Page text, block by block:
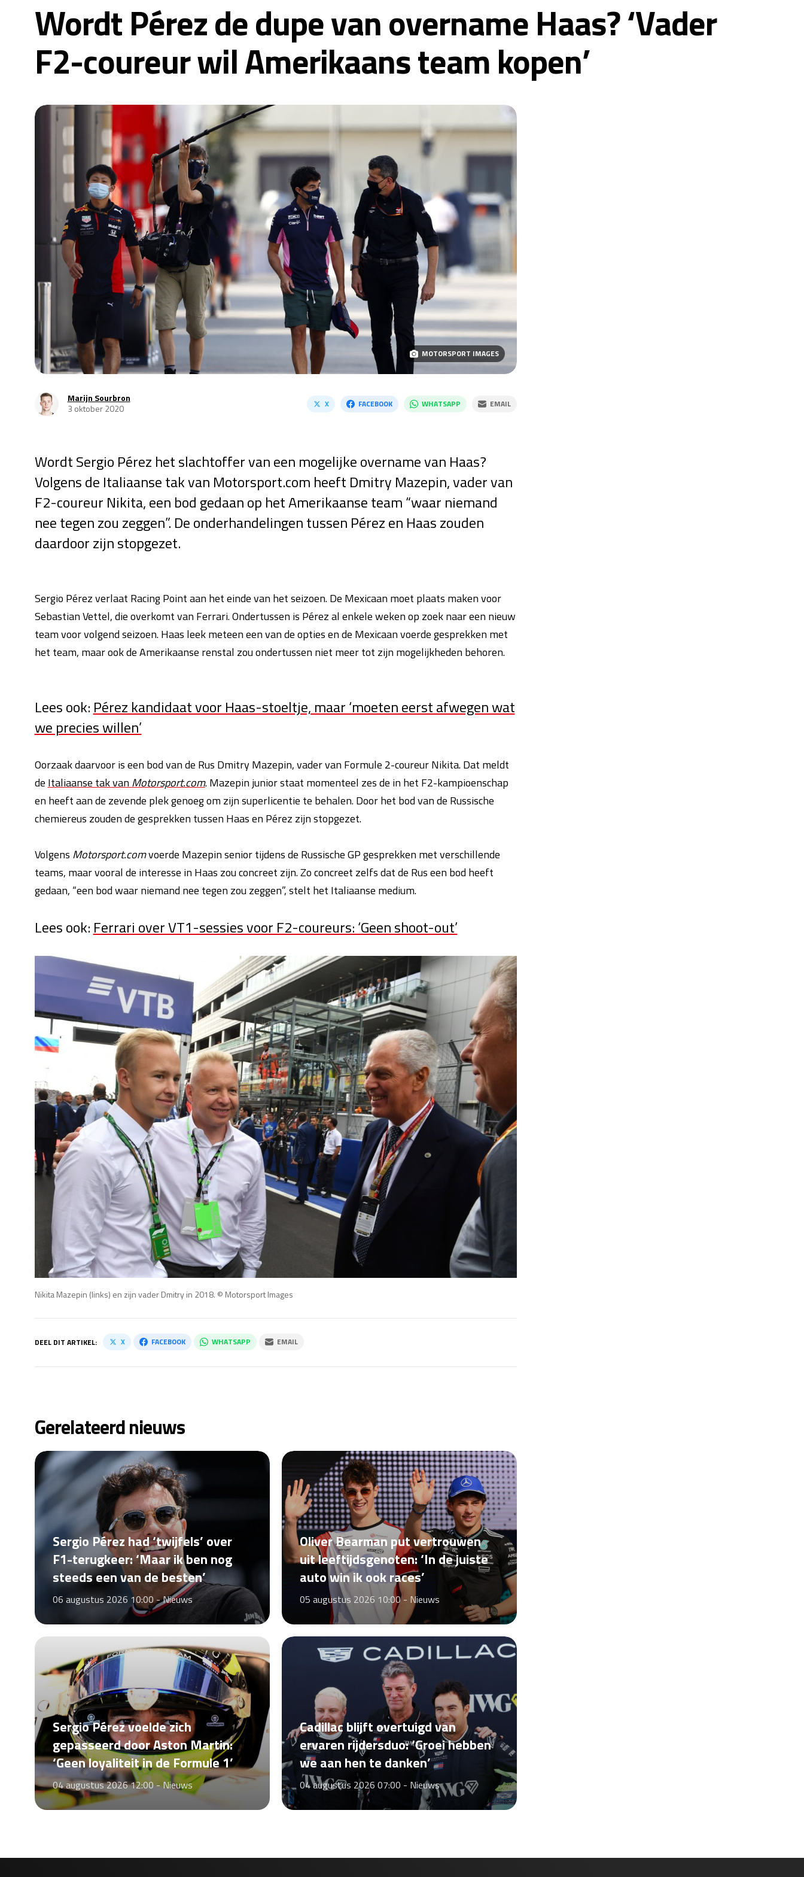
Wordt Pérez de dupe van overname Haas? ‘Vader
F2-coureur wil Amerikaans team kopen’
MOTORSPORT IMAGES
Marijn Sourbron
3 oktober 2020
X FACEBOOK WHATSAPP EMAIL
Wordt Sergio Pérez het slachtoffer van een mogelijke overname van Haas?
Volgens de Italiaanse tak van Motorsport.com heeft Dmitry Mazepin, vader van
F2-coureur Nikita, een bod gedaan op het Amerikaanse team “waar niemand
nee tegen zou zeggen”. De onderhandelingen tussen Pérez en Haas zouden
daardoor zijn stopgezet.
Sergio Pérez verlaat Racing Point aan het einde van het seizoen. De Mexicaan moet plaats maken voor
Sebastian Vettel, die overkomt van Ferrari. Ondertussen is Pérez al enkele weken op zoek naar een nieuw
team voor volgend seizoen. Haas leek meteen een van de opties en de Mexicaan voerde gesprekken met
het team, maar ook de Amerikaanse renstal zou ondertussen niet meer tot zijn mogelijkheden behoren.
Lees ook: Pérez kandidaat voor Haas-stoeltje, maar ‘moeten eerst afwegen wat
we precies willen’
Oorzaak daarvoor is een bod van de Rus Dmitry Mazepin, vader van Formule 2-coureur Nikita. Dat meldt
de Italiaanse tak vanMotorsport.com. Mazepin junior staat momenteel zes de in het F2-kampioenschap
en heeft aan de zevende plek genoeg om zijn superlicentie te behalen. Door het bod van de Russische
chemiereus zouden de gesprekken tussen Haas en Pérez zijn stopgezet.
Volgens Motorsport.comvoerde Mazepin senior tijdens de Russische GP gesprekken met verschillende
teams, maar vooral de interesse in Haas zou concreet zijn. Zo concreet zelfs dat de Rus een bod heeft
gedaan, “een bodwaar niemand nee tegen zou zeggen”, stelt het Italiaanse medium.
Lees ook: Ferrari over VT1-sessies voor F2-coureurs: ‘Geen shoot-out’
Nikita Mazepin (links) en zijn vader Dmitry in 2018. © Motorsport Images
DEEL DIT ARTIKEL: X FACEBOOK WHATSAPP EMAIL
Gerelateerd nieuws
Sergio Pérez had ‘twijfels’ over
F1-terugkeer: ‘Maar ik ben nog
steeds een van de besten’
06 augustus 2026 10:00 -Nieuws
Oliver Bearman put vertrouwen
uit leeftijdsgenoten: ‘In de juiste
auto win ik ook races’
05 augustus 2026 10:00 - Nieuws
Sergio Pérez voelde zich
gepasseerd door Aston Martin:
‘Geen loyaliteit in de Formule 1’
04 augustus 2026 12:00 -Nieuws
Cadillac blijft overtuigd van
ervaren rijdersduo: ‘Groei hebben
we aan hen te danken’
04 augustus 2026 07:00 - Nieuws